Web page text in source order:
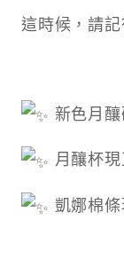
這時候，請
新色月
月釀杯
凱娜棉